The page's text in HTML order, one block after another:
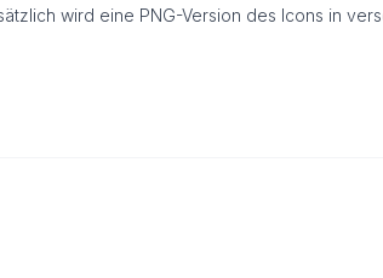
wird eine PNG-Version des Icons in